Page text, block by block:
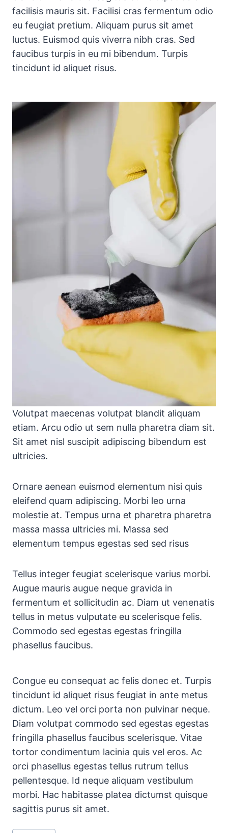
facilisis mauris sit. Facilisi cras fermentum odio
eu feugiat pretium. Aliquam purus sit amet
luctus. Euismod quis viverra nibh cras. Sed
faucibus turpis in eu mi bibendum. Turpis
tincidunt id aliquet risus.
Volutpat maecenas volutpat blandit aliquam
etiam. Arcu odio ut sem nulla pharetra diam sit.
Sit amet nisl suscipit adipiscing bibendum est
ultricies.
Ornare aenean euismod elementum nisi quis
eleifend quam adipiscing. Morbi leo urna
molestie at. Tempus urna et pharetra pharetra
massa massa ultricies mi. Massa sed
elementum tempus egestas sed sed risus
Tellus integer feugiat scelerisque varius morbi.
Augue mauris augue neque gravida in
fermentum et sollicitudin ac. Diam ut venenatis
tellus in metus vulputate eu scelerisque felis.
Commodo sed egestas egestas fringilla
phasellus faucibus.
Congue eu consequat ac felis donec et. Turpis
tincidunt id aliquet risus feugiat in ante metus
dictum. Leo vel orci porta non pulvinar neque.
Diam volutpat commodo sed egestas egestas
fringilla phasellus faucibus scelerisque. Vitae
tortor condimentum lacinia quis vel eros. Ac
orci phasellus egestas tellus rutrum tellus
pellentesque. Id neque aliquam vestibulum
morbi. Hac habitasse platea dictumst quisque
sagittis purus sit amet.